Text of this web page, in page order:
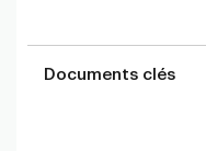
Documents clés